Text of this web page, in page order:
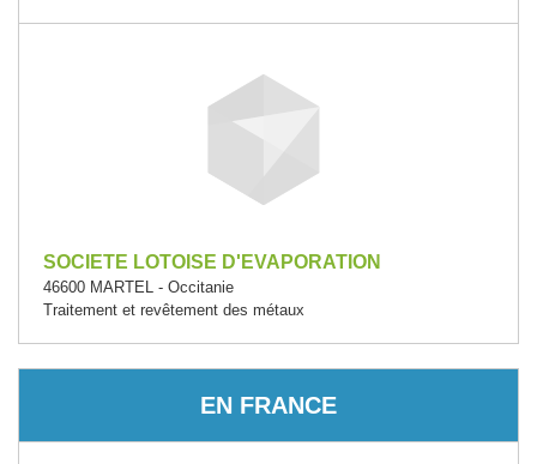
SOCIETE LOTOISE D'EVAPORATION
46600 MARTEL - Occitanie
Traitement et revêtement des métaux
EN FRANCE